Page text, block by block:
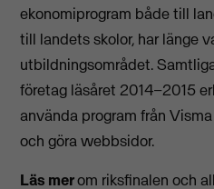
ekonomiprogram både till
till landets skolor, har länge
utbildningsområdet.
företag läsåret 2014–2015
använda program från
och göra webbsidor.
Läs merom riksfinalen och